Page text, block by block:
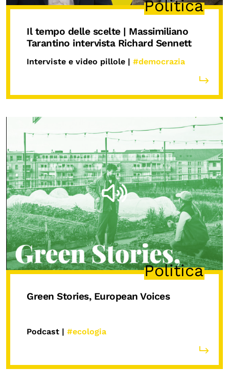
Politica
Il tempo delle scelte | Massimiliano
Tarantino intervista Richard Sennett
Interviste e video pillole | #democrazia
Politica
Green Stories, European Voices
Podcast | #ecologia